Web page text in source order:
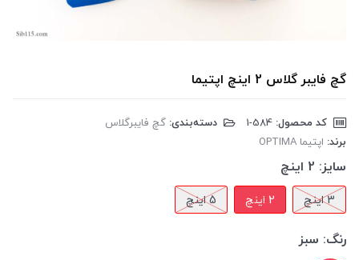
گچ فایبر گلاس 2 اینچ اپتیما
کد محصول: دسته‌بندی: گچ فایبرگلاس
برند: اپتیما OPTIMA
سایز: 2 اینچ
3 اینچ 2 اینچ 5 اینچ
رنگ: سبز